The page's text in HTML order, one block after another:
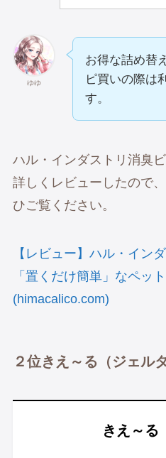
ゆゆ
お得な詰め替
ピ買いの際は
す。
ハル・インダストリ消臭
詳しくレビューしたので
ひご覧ください。
【レビュー】ハル・イン
「置くだけ簡単」なペッ
(himacalico.com)
２位きえ～る（ジェル
きえ～